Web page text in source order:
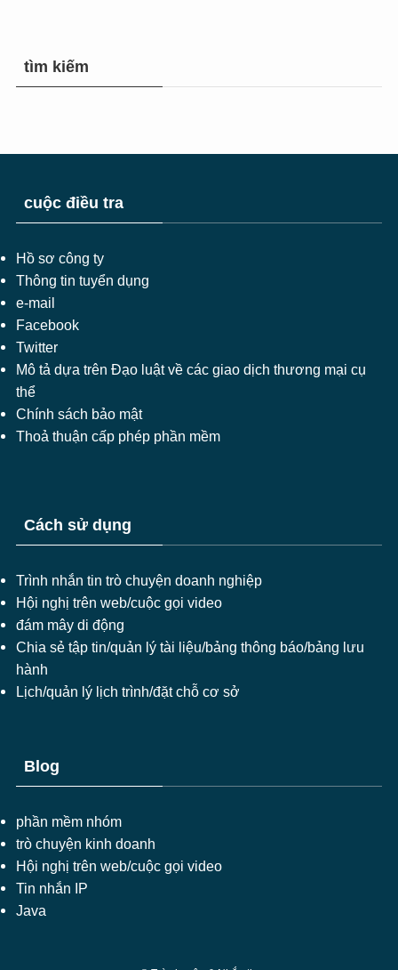
tìm kiếm
cuộc điều tra
Hồ sơ công ty
Thông tin tuyển dụng
e-mail
Facebook
Twitter
Mô tả dựa trên Đạo luật về các giao dịch thương mại cụ
thể
Chính sách bảo mật
Thoả thuận cấp phép phần mềm
Cách sử dụng
Trình nhắn tin trò chuyện doanh nghiệp
Hội nghị trên web/cuộc gọi video
đám mây di động
Chia sẻ tập tin/quản lý tài liệu/bảng thông báo/bảng lưu
hành
Lịch/quản lý lịch trình/đặt chỗ cơ sở
Blog
phần mềm nhóm
trò chuyện kinh doanh
Hội nghị trên web/cuộc gọi video
Tin nhắn IP
Java